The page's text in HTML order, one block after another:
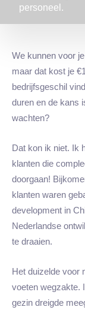
personeel.
We kunnen voor
maar dat kost je
bedrijfsgeschil
duren en de kans
wachten?
Dat kon ik niet. Ik
klanten die
doorgaan!
klanten waren
development in
Nederlandse
te draaien.
Het duizelde voor
voeten wegzakte.
gezin dreigde